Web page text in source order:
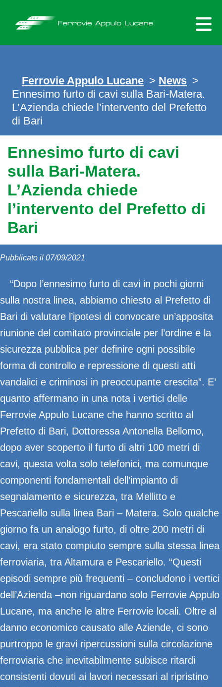
content
Ferrovie Appulo Lucane > News >
Ennesimo furto di cavi sulla Bari-Matera.
L’Azienda chiede l’intervento del Prefetto
di Bari
Ennesimo furto di cavi
sulla Bari-Matera.
L’Azienda chiede
l’intervento del Prefetto di
Bari
Pubblicato il 07/09/2021
“Dopo l’ennesimo furto di cavi in pochi giorni
sulla nostra linea, abbiamo chiesto al Prefetto di
Bari di valutare l’ipotesi di convocare un’apposita
riunione del comitato provinciale per l’ordine e la
sicurezza pubblica per definire ogni possibile
forma di controllo e repressione di questi atti
vandalici e criminosi in preoccupante crescita”. E’
quanto affermano in una nota i vertici delle
Ferrovie Appulo Lucane che hanno scritto al
Prefetto di Bari, Dottoressa Antonella Bellomo,
dopo aver scoperto il furto di altri 100 metri di
cavi, questa volta solo telefonici, ma comunque
componenti fondamentali dell’impianto di
segnalamento e sicurezza, tra Mellitto e
Pescariello sulla linea Bari – Matera. Solo qualche
giorno fa un analogo furto, di oltre 200 metri di
cavi, era stato compiuto sempre sulla stessa linea
ferroviaria, tra Altamura e Pescariello. “Questi
episodi sempre più frequenti – concludono i vertici
dell’Azienda –non riguardano solo Ferrovie Appulo
Lucane, ma anche le altre Ferrovie locali. Oltre al
danno economico causato alle Aziende, ci sono
purtroppo le gravi ripercussioni sulla circolazione
ferroviaria che inevitabilmente subisce ritardi
consistenti dovuti ai lavori necessari al ripristino